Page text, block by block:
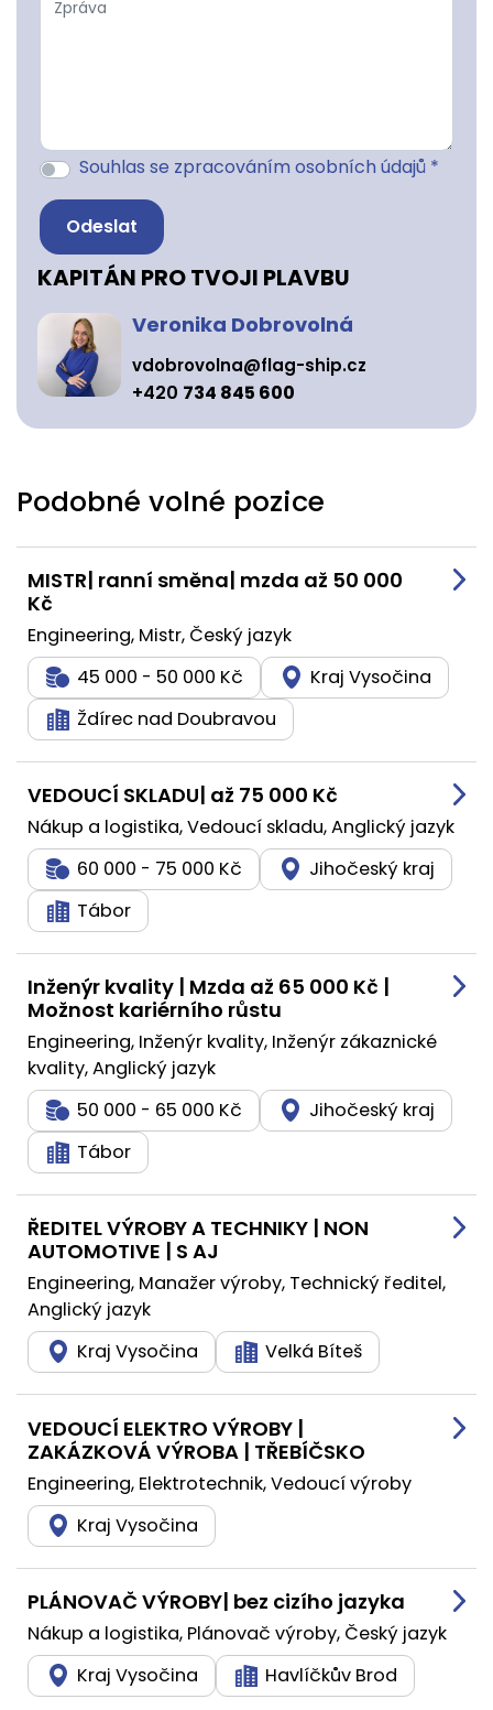
Souhlas se zpracováním osobních údajů *
KAPITÁN PRO TVOJI PLAVBU
Veronika Dobrovolná
vdobrovolna@flag-ship.cz
+420 734 845 600
Podobné volné pozice
MISTR| ranní směna| mzda až 50 000
Kč
Engineering, Mistr, Český jazyk
45 000 - 50 000 Kč
Kraj Vysočina
Ždírec nad Doubravou
VEDOUCÍ SKLADU| až 75 000 Kč
Nákup a logistika, Vedoucí skladu, Anglický jazyk
60 000 - 75 000 Kč
Jihočeský kraj
Tábor
Inženýr kvality | Mzda až 65 000 Kč |
Možnost kariérního růstu
Engineering, Inženýr kvality, Inženýr zákaznické
kvality, Anglický jazyk
50 000 - 65 000 Kč
Jihočeský kraj
Tábor
ŘEDITEL VÝROBY A TECHNIKY | NON
AUTOMOTIVE | S AJ
Engineering, Manažer výroby, Technický ředitel,
Anglický jazyk
Kraj Vysočina
Velká Bíteš
VEDOUCÍ ELEKTRO VÝROBY |
ZAKÁZKOVÁ VÝROBA | TŘEBÍČSKO
Engineering, Elektrotechnik, Vedoucí výroby
Kraj Vysočina
PLÁNOVAČ VÝROBY| bez cizího jazyka
Nákup a logistika, Plánovač výroby, Český jazyk
Kraj Vysočina
Havlíčkův Brod